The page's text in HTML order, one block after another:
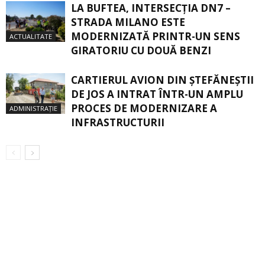
ACTUALITATE
LA BUFTEA, INTERSECŢIA DN7 –
STRADA MILANO ESTE
MODERNIZATĂ PRINTR-UN SENS
GIRATORIU CU DOUĂ BENZI
ADMINISTRAȚIE
CARTIERUL AVION DIN ŞTEFĂNEŞTII
DE JOS A INTRAT ÎNTR-UN AMPLU
PROCES DE MODERNIZARE A
INFRASTRUCTURII